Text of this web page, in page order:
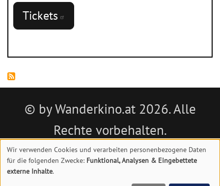
Tickets
© by Wanderkino.at 2026. Alle
Rechte vorbehalten.
Impressum|Datenschutz|Kontakt
Verwendung
Wir verwenden Cookies und verarbeiten personenbezogene Daten
für die folgenden Zwecke: Funktional, Analysen & Eingebettete
externe Inhalte.